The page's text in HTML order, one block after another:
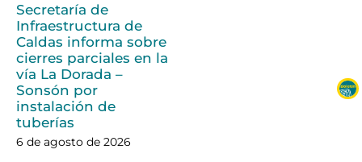
Secretaría de
Infraestructura de
Caldas informa sobre
cierres parciales en la
vía La Dorada –
Sonsón por
instalación de
tuberías
6 de agosto de 2026